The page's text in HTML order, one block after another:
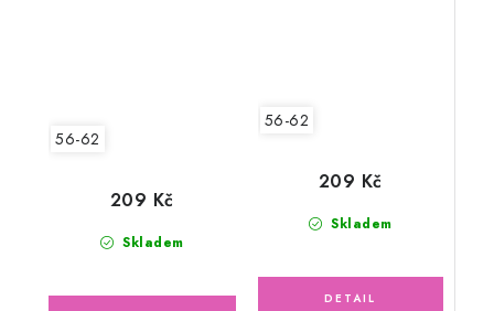
56-62
Skladem
209 Kč
56-62
Skladem
209 Kč